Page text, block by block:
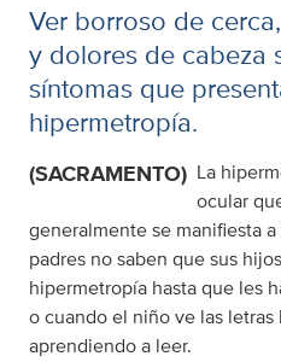
Ver borroso de
y dolores de cabeza
síntomas que
hipermetropía.
(SACRAMENTO) La
ocular
generalmente se manifiesta
padres no saben que sus
hipermetropía hasta que les
o cuando el niño ve las letras
aprendiendo a leer.